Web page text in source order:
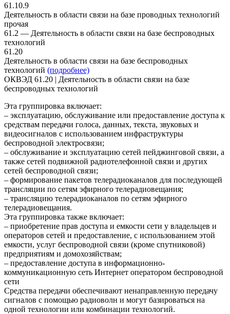
61.10.9
Деятельность в области связи на базе проводных технологий
прочая
61.2 — Деятельность в области связи на базе беспроводных
технологий
61.20
Деятельность в области связи на базе беспроводных
технологий (подробнее)
ОКВЭД 61.20 | Деятельность в области связи на базе
беспроводных технологий
Эта группировка включает:
– эксплуатацию, обслуживание или предоставление доступа к
средствам передачи голоса, данных, текста, звуковых и
видеосигналов с использованием инфраструктуры
беспроводной электросвязи;
– обслуживание и эксплуатацию сетей пейджинговой связи, а
также сетей подвижной радиотелефонной связи и других
сетей беспроводной связи;
– формирование пакетов телерадиоканалов для последующей
трансляции по сетям эфирного телерадиовещания;
– трансляцию телерадиоканалов по сетям эфирного
телерадиовещания.
Эта группировка также включает:
– приобретение прав доступа и емкости сети у владельцев и
операторов сетей и предоставление, с использованием этой
емкости, услуг беспроводной связи (кроме спутниковой)
предприятиям и домохозяйствам;
– предоставление доступа в информационно-
коммуникационную сеть Интернет оператором беспроводной
сети
Средства передачи обеспечивают ненаправленную передачу
сигналов с помощью радиоволн и могут базироваться на
одной технологии или комбинации технологий.